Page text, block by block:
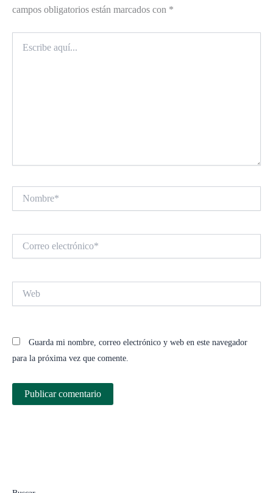
campos obligatorios están marcados con *
aquí...
electrónico*
Guarda mi nombre, correo electrónico y web en este navegador
para la próxima vez que comente.